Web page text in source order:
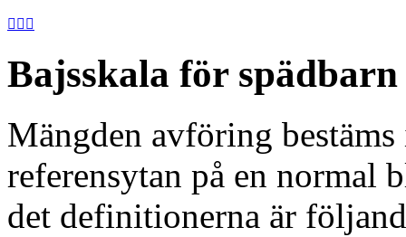
  
Bajsskala för spädbarn
Mängden avföring
referensytan på en normal
det definitionerna är